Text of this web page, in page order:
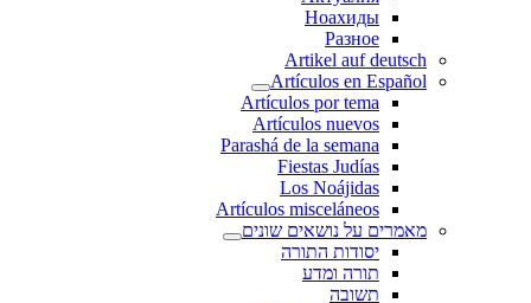
Ноахиды
Разное
Artikel auf deutsch
Artículos en Español
Artículos por tema
Artículos nuevos
Parashá de la semana
Fiestas Judías
Los Noájidas
Artículos misceláneos
מאמרים על נושאים שונים
יסודות התורה
תורה ומדע
תשובה